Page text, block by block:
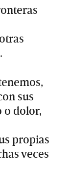
sus
o dolor,
propias
veces